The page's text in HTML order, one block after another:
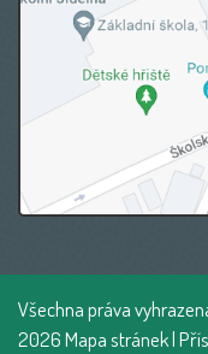
Všechna práva
2026Mapa stránek|